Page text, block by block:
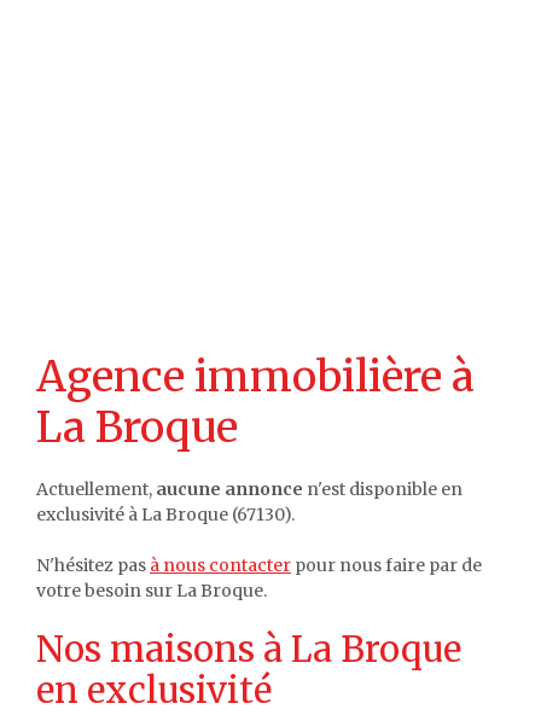
Agence immobilière à
La Broque
Actuellement, aucune annonce n'est disponible en
exclusivité à La Broque (67130).
N'hésitez pas à nous contacter pour nous faire par de
votre besoin sur La Broque.
Nos maisons à La Broque
en exclusivité